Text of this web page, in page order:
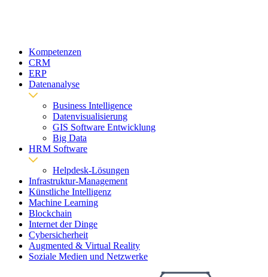
Kompetenzen
CRM
ERP
Datenanalyse
Business Intelligence
Datenvisualisierung
GIS Software Entwicklung
Big Data
HRM Software
Helpdesk-Lösungen
Infrastruktur-Management
Künstliche Intelligenz
Machine Learning
Blockchain
Internet der Dinge
Cybersicherheit
Augmented & Virtual Reality
Soziale Medien und Netzwerke